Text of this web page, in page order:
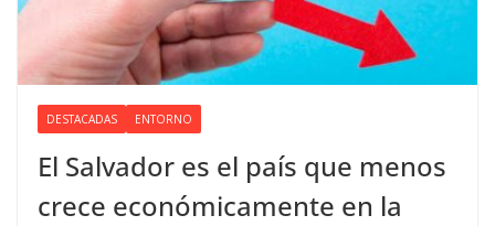
DESTACADAS ENTORNO
El Salvador es el país que menos
crece económicamente en la